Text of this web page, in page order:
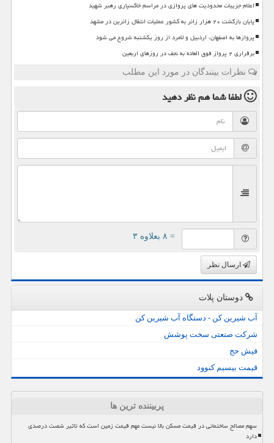
اعلام جزییات محدودیت های پروازی در مراسم خاکسپاری رهبر شهید
پایان بازگشت ۲۰ هزار زائر به کشور عملیات انتقال زائرین در مشهد
پروازها به اصفهان، اردبیل و لامرد از روز یکشنبه شروع می شود
برقراری ۲ پرواز فوق العاده به نجف در روزهای اربعین
نظرات بینندگان در مورد این مطلب
لطفا شما همنظر دهید
= ۸ بعلاوه ۳
ارسال نظر
دوستان پلات
آب شیرین کن - دستگاه آب شیرین کن
شرکت صنعتی سخت پوشش
فیش حج
قیمت بیسیم کنوود
پربیننده ترین ها
سهم مصالح ساختمانی در قیمت مسکن بالا نیست مهم قیمت زمین است که تاثیر شصت درصدی
دارد